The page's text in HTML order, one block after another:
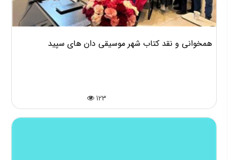
همخوانی و نقد کتاب شهر موسیقی دان های سپید
123